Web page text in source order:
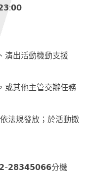
演出活動機動支援
或其他主管交辦任務
法規發放；於活動撤
𝟮𝟴𝟯𝟰𝟱𝟬𝟲𝟲分機